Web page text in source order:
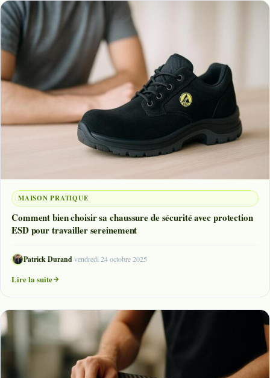
MAISON PRATIQUE
Comment bien choisir sa chaussure de sécurité avec protection
ESD pour travailler sereinement
Patrick Durand·vendredi 24 octobre 2025
Lire la suite